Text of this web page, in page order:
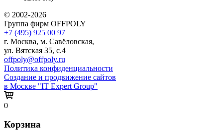
© 2002-2026
Группа фирм OFFPOLY
+7 (495) 925 00 97
г. Москва, м. Савёловская,
ул. Вятская 35, с.4
offpoly@offpoly.ru
Политика конфиденциальности
Создание и продвижение сайтов
в Москве "IT Expert Group"
0
Корзина